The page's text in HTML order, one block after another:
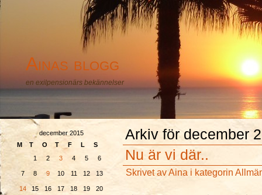
Ainas blogg
en exilpensionärs bekännelser
december 2015
M
T O T F L
S
1
2 3 4 5 6
7 8 9 10 11 12 13
14 15 16 17 18 19 20
Arkiv för december
Nu är vi där..
Skrivet avAina i kategorin